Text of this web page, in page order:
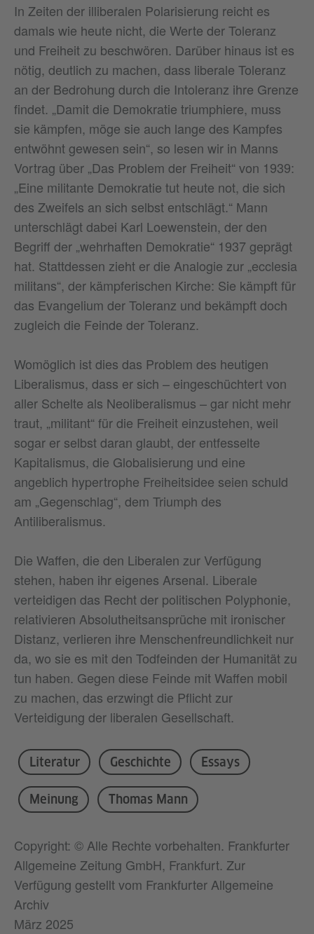
In Zeiten der illiberalen Polarisierung reicht es
damals wie heute nicht, die Werte der Toleranz
und Freiheit zu beschwören. Darüber hinaus ist es
nötig, deutlich zu machen, dass liberale Toleranz
an der Bedrohung durch die Intoleranz ihre Grenze
findet. „Damit die Demokratie triumphiere, muss
sie kämpfen, möge sie auch lange des Kampfes
entwöhnt gewesen sein“, so lesen wir in Manns
Vortrag über „Das Problem der Freiheit“ von 1939:
„Eine militante Demokratie tut heute not, die sich
des Zweifels an sich selbst entschlägt.“ Mann
unterschlägt dabei Karl Loewenstein, der den
Begriff der „wehrhaften Demokratie“ 1937 geprägt
hat. Stattdessen zieht er die Analogie zur „ecclesia
militans“, der kämpferischen Kirche: Sie kämpft für
das Evangelium der Toleranz und bekämpft doch
zugleich die Feinde der Toleranz.
Womöglich ist dies das Problem des heutigen
Liberalismus, dass er sich – eingeschüchtert von
aller Schelte als Neoliberalismus – gar nicht mehr
traut, „militant“ für die Freiheit einzustehen, weil
sogar er selbst daran glaubt, der entfesselte
Kapitalismus, die Globalisierung und eine
angeblich hypertrophe Freiheitsidee seien schuld
am „Gegenschlag“, dem Triumph des
Antiliberalismus.
Die Waffen, die den Liberalen zur Verfügung
stehen, haben ihr eigenes Arsenal. Liberale
verteidigen das Recht der politischen Polyphonie,
relativieren Absolutheitsansprüche mit ironischer
Distanz, verlieren ihre Menschenfreundlichkeit nur
da, wo sie es mit den Todfeinden der Humanität zu
tun haben. Gegen diese Feinde mit Waffen mobil
zu machen, das erzwingt die Pflicht zur
Verteidigung der liberalen Gesellschaft.
Literatur Geschichte Essays
Meinung Thomas Mann
Copyright: © Alle Rechte vorbehalten. Frankfurter
Allgemeine Zeitung GmbH, Frankfurt. Zur
Verfügung gestellt vom Frankfurter Allgemeine
Archiv
März 2025